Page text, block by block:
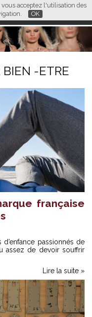
acceptez l'utilisation des
OK
EN CN
-ETRE
française
d’enfance passionnés de
assez de devoir souffrir
Lire la suite »